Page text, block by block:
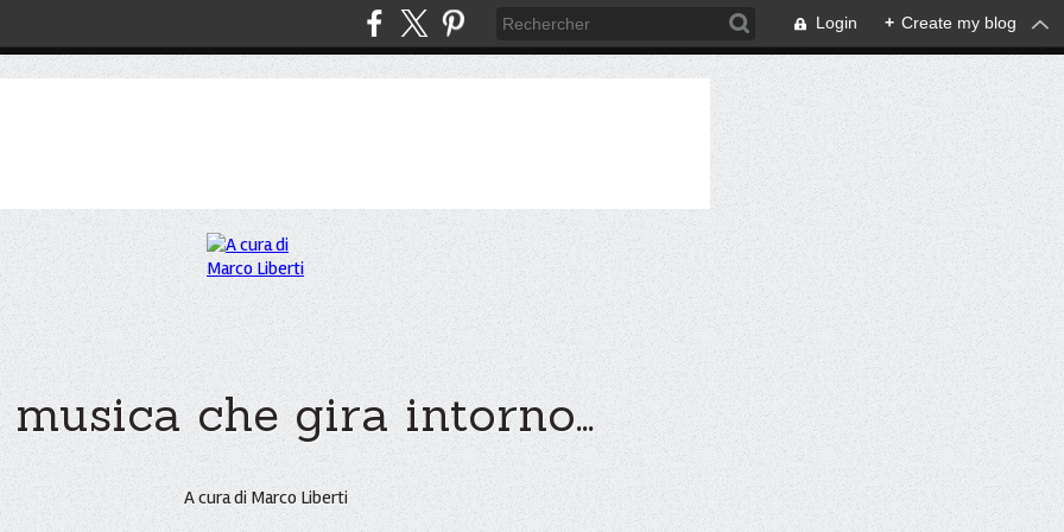
Login + Create my blog
che gira intorno...
A cura di Marco Liberti